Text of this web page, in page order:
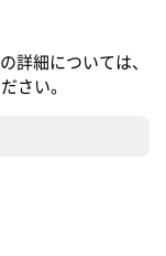
詳細については、
さい。